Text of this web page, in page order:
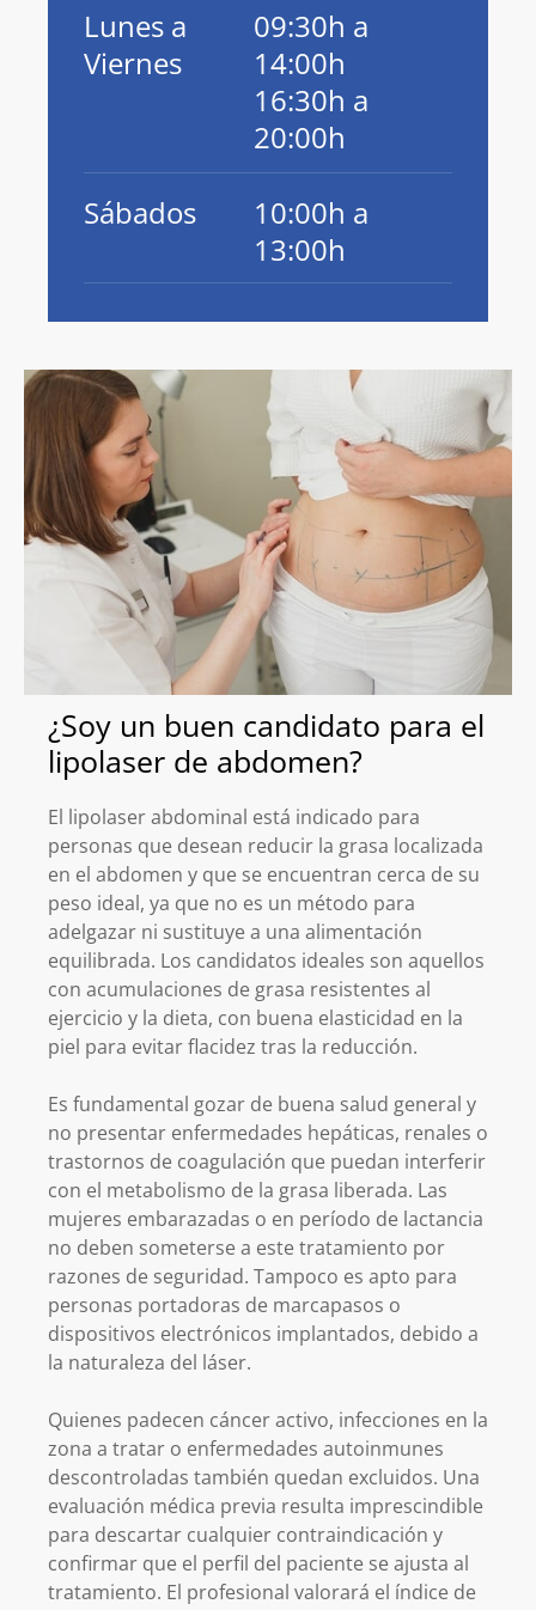
Lunes a
Viernes
09:30h a
14:00h
16:30h a
20:00h
Sábados
10:00h a
13:00h
¿Soy un buen candidato para el
lipolaser de abdomen?
El lipolaser abdominal está indicado para
personas que desean reducir la grasa localizada
en el abdomen y que se encuentran cerca de su
peso ideal, ya que no es un método para
adelgazar ni sustituye a una alimentación
equilibrada. Los candidatos ideales son aquellos
con acumulaciones de grasa resistentes al
ejercicio y la dieta, con buena elasticidad en la
piel para evitar flacidez tras la reducción.
Es fundamental gozar de buena salud general y
no presentar enfermedades hepáticas, renales o
trastornos de coagulación que puedan interferir
con el metabolismo de la grasa liberada. Las
mujeres embarazadas o en período de lactancia
no deben someterse a este tratamiento por
razones de seguridad. Tampoco es apto para
personas portadoras de marcapasos o
dispositivos electrónicos implantados, debido a
la naturaleza del láser.
Quienes padecen cáncer activo, infecciones en la
zona a tratar o enfermedades autoinmunes
descontroladas también quedan excluidos. Una
evaluación médica previa resulta imprescindible
para descartar cualquier contraindicación y
confirmar que el perfil del paciente se ajusta al
tratamiento. El profesional valorará el índice de